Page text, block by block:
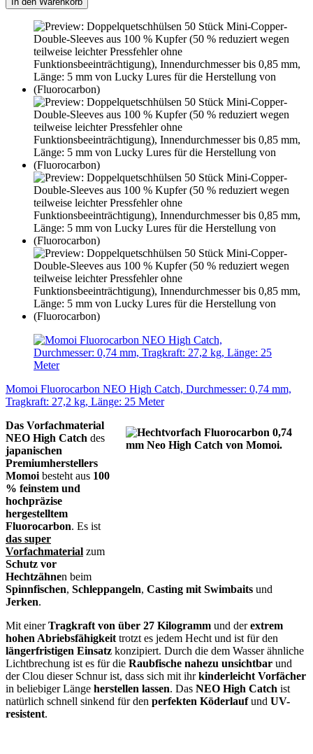
Momoi Fluorocarbon NEO High Catch, Durchmesser: 0,74 mm,
Tragkraft: 27,2 kg, Länge: 25 Meter
Das Vorfachmaterial
NEO High Catch des
japanischen
Premiumherstellers
Momoi besteht aus 100
% feinstem und
hochpräzise
hergestelltem
Fluorocarbon. Es ist
das super
Vorfachmaterial zum
Schutz vor
Hechtzähnen beim
Spinnfischen, Schleppangeln, Casting mit Swimbaits und
Jerken.
Mit einerTragkraft von über 27 Kilogramm und derextrem
hohen Abriebsfähigkeit trotzt es jedem Hecht und ist für den
längerfristigen Einsatz konzipiert. Durch die dem Wasser ähnliche
Lichtbrechung ist es für die Raubfische nahezu unsichtbar und
der Clou dieser Schnur ist, dass sich mit ihrkinderleicht Vorfächer
in beliebiger Länge herstellen lassen. Das NEO High Catch ist
natürlich schnell sinkend für den perfekten Köderlaufund UV-
resistent.